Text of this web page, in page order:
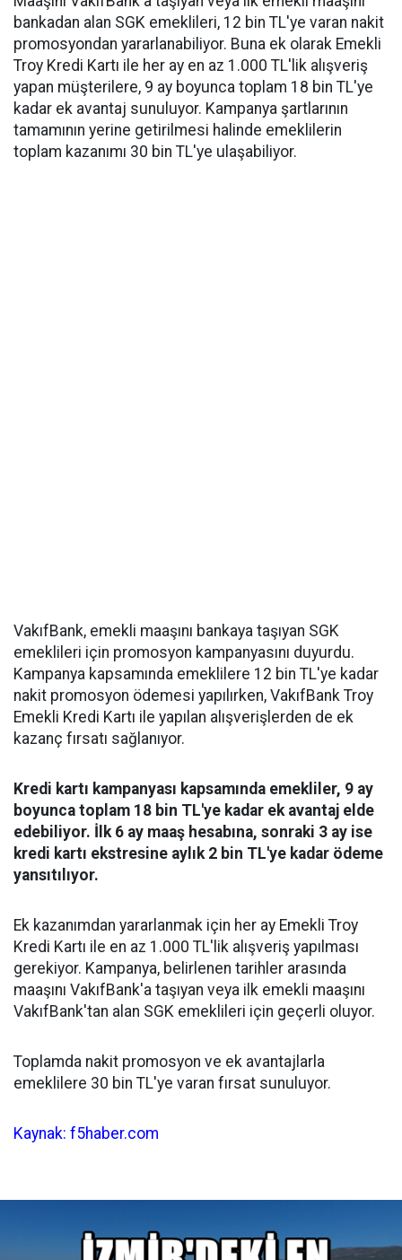
bankadan alan SGK emeklileri, 12 bin TL'ye varan nakit
promosyondan yararlanabiliyor. Buna ek olarak Emekli
Troy Kredi Kartı ile her ay en az 1.000 TL'lik alışveriş
yapan müşterilere, 9 ay boyunca toplam 18 bin TL'ye
kadar ek avantaj sunuluyor. Kampanya şartlarının
tamamının yerine getirilmesi halinde emeklilerin
toplam kazanımı 30 bin TL'ye ulaşabiliyor.
VakıfBank, emekli maaşını bankaya taşıyan SGK
emeklileri için promosyon kampanyasını duyurdu.
Kampanya kapsamında emeklilere 12 bin TL'ye kadar
nakit promosyon ödemesi yapılırken, VakıfBank Troy
Emekli Kredi Kartı ile yapılan alışverişlerden de ek
kazanç fırsatı sağlanıyor.
Kredi kartı kampanyası kapsamında emekliler, 9 ay
boyunca toplam 18 bin TL'ye kadar ek avantaj elde
edebiliyor. İlk 6 ay maaş hesabına, sonraki 3 ay ise
kredi kartı ekstresine aylık 2 bin TL'ye kadar ödeme
yansıtılıyor.
Ek kazanımdan yararlanmak için her ay Emekli Troy
Kredi Kartı ile en az 1.000 TL'lik alışveriş yapılması
gerekiyor. Kampanya, belirlenen tarihler arasında
maaşını VakıfBank'a taşıyan veya ilk emekli maaşını
VakıfBank'tan alan SGK emeklileri için geçerli oluyor.
Toplamda nakit promosyon ve ek avantajlarla
emeklilere 30 bin TL'ye varan fırsat sunuluyor.
Kaynak: f5haber.com